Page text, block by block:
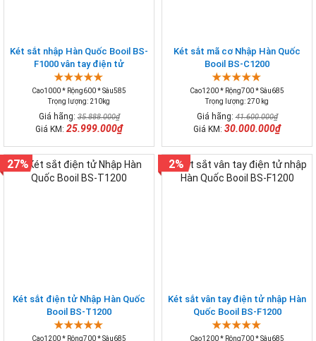
Két sắt nhập Hàn Quốc Booil BS-
F1000 vân tay điện tử
Cao1000 * Rộng600 * Sâu585
Trọng lượng: 210kg
Giá hãng:35.888.000₫
Giá KM: 25.999.000₫
Két sắt mã cơ Nhập Hàn Quốc
Booil BS-C1200
Cao1200 * Rộng700 * Sâu685
Trọng lượng: 270 kg
Giá hãng:41.600.000₫
Giá KM: 30.000.000₫
Két sắt điện tử Nhập Hàn Quốc
Booil BS-T1200
Cao1200 * Rộng700 * Sâu685
27%
Két sắt vân tay điện tử nhập Hàn
Quốc Booil BS-F1200
Cao1200 * Rộng700 * Sâu685
2%